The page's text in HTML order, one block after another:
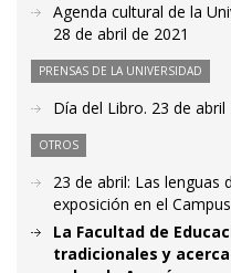
Agenda cultural de la
28 de abril de 2021
PRENSAS DE LA UNIVERSIDAD
Día del Libro. 23 de abril
OTROS
23 de abril: Las lenguas
exposición en el
La Facultad de
tradicionales y